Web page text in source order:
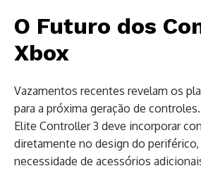
O Futuro dos
Xbox
Vazamentos recentes revelam os
para a próxima geração de
Elite Controller 3 deve incorporar
diretamente no design do
necessidade de acessórios